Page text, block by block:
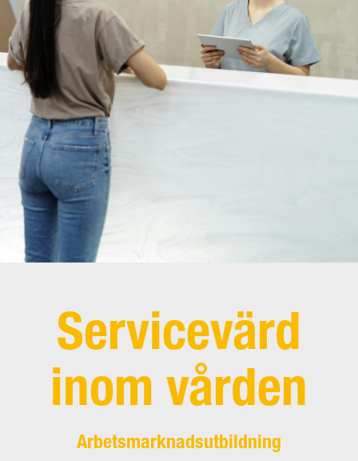
Servicevärd
inom vården
Arbetsmarknadsutbildning